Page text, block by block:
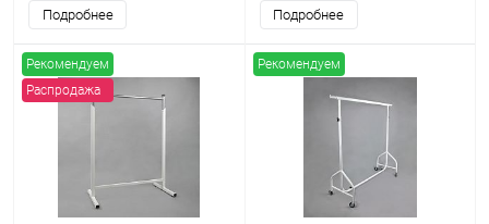
Подробнее Подробнее
Рекомендуем
Распродажа
Рекомендуем